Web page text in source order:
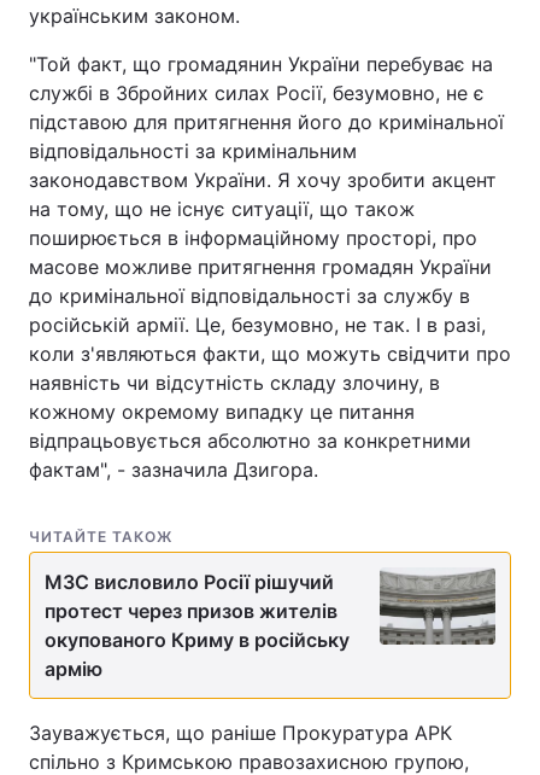
українським законом.
"Той факт, що громадянин України перебуває на
службі в Збройних силах Росії, безумовно, не є
підставою для притягнення його до кримінальної
відповідальності за кримінальним
законодавством України. Я хочу зробити акцент
на тому, що не існує ситуації, що також
поширюється в інформаційному просторі, про
масове можливе притягнення громадян України
до кримінальної відповідальності за службу в
російській армії. Це, безумовно, не так. І в разі,
коли з'являються факти, що можуть свідчити про
наявність чи відсутність складу злочину, в
кожному окремому випадку це питання
відпрацьовується абсолютно за конкретними
фактам", - зазначила Дзигора.
ЧИТАЙТЕ ТАКОЖ
МЗС висловило Росії рішучий
протест через призов жителів
окупованого Криму в російську
армію
Зауважується, що раніше Прокуратура АРК
спільно з Кримською правозахисною групою,